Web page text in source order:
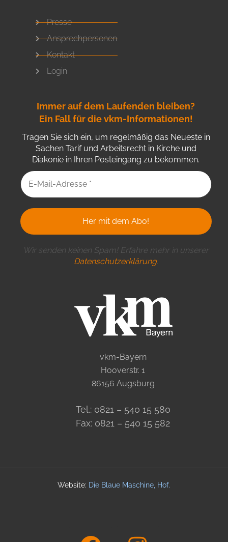
Presse
Ansprechpersonen
Kontakt
Login
Immer auf dem Laufenden bleiben?
Ein Fall für die vkm-Informationen!
Tragen Sie sich ein, um regelmäßig das Neueste in
Sachen Tarif und Arbeitsrecht in Kirche und
Diakonie in Ihren Posteingang zu bekommen.
Wir senden keinen Spam! Erfahre mehr in unserer
Datenschutzerklärung.
vkm-Bayern
Hooverstr. 1
86156 Augsburg
Tel.: 0821 – 540 15 580
Fax: 0821 – 540 15 582
Website: Die Blaue Maschine, Hof.